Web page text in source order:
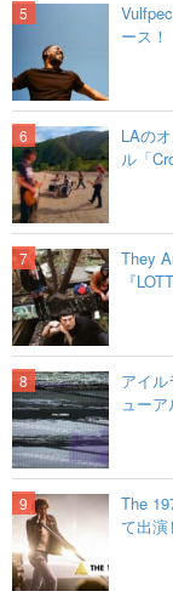
ース！
LAの
ル「
They
『
アイ
ュー
The
て出演